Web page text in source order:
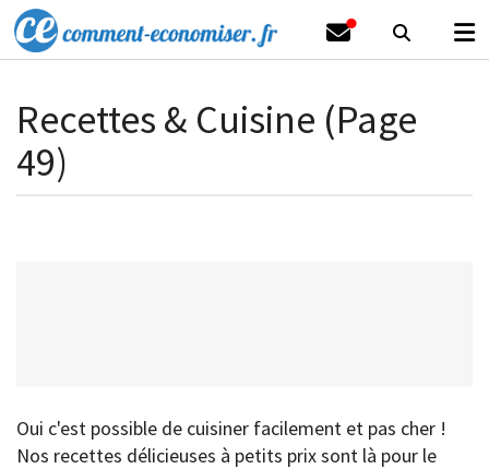
Recettes & Cuisine (Page
49)
Oui c'est possible de cuisiner facilement et pas cher !
Nos recettes délicieuses à petits prix sont là pour le